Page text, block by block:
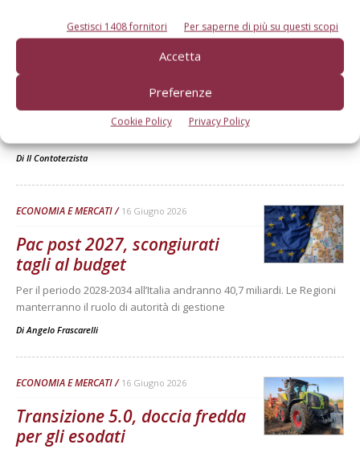
Gestisci 1408 fornitori Per saperne di più su questi scopi
Accetta
Preferenze
Cookie Policy Privacy Policy
Cai Agromec, soddisfazione
per l’accesso all’iper
Il presidente Gianni Dalla Bernardina: «Speriamo di dare continuità
DiIl Contoterzista
ECONOMIA E MERCATI 16 Giugno 2026
Pac post 2027, scongiurati
tagli al budget
Per il periodo 2028-2034 all’Italia andranno 40,7 miliardi. Le Regioni
manterranno il ruolo di autorità di gestione
Di Angelo Frascarelli
ECONOMIA E MERCATI 16 Giugno 2026
Transizione 5.0, doccia fredda
per gli esodati